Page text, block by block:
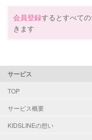
会員登録するとすべて
きます
サービス
TOP
サービス概要
KIDSLINEの想い